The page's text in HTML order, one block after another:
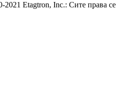
Etagtron, Inc.: Сите права се